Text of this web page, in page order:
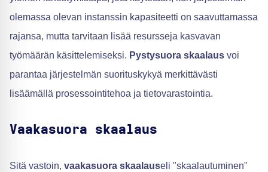
olemassa olevan instanssin kapasiteetti on saavuttamassa
rajansa, mutta tarvitaan lisää resursseja kasvavan
työmäärän käsittelemiseksi. Pystysuora skaalaus voi
parantaa järjestelmän suorituskykyä merkittävästi
lisäämällä prosessointitehoa ja tietovarastointia.
Vaakasuora skaalaus
Sitä vastoin, vaakasuora skaalauseli "skaalautuminen"